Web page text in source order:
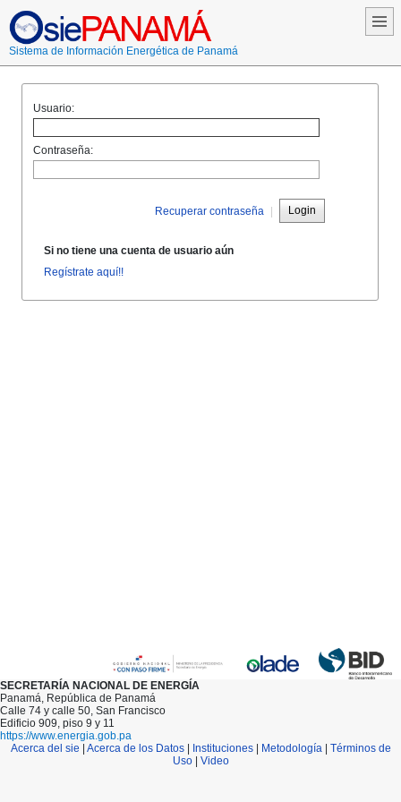
Sistema de Información Energética de Panamá
Usuario:
Contraseña:
Recuperar contraseña | Login
Si no tiene una cuenta de usuario aún
Regístrate aquí!!
SECRETARÍA NACIONAL DE ENERGÍA
Panamá, República de Panamá
Calle 74 y calle 50, San Francisco
Edificio 909, piso 9 y 11
https://www.energia.gob.pa
Acerca del sie
Acerca de los Datos| Instituciones| Metodología| Términos de
Uso| Video